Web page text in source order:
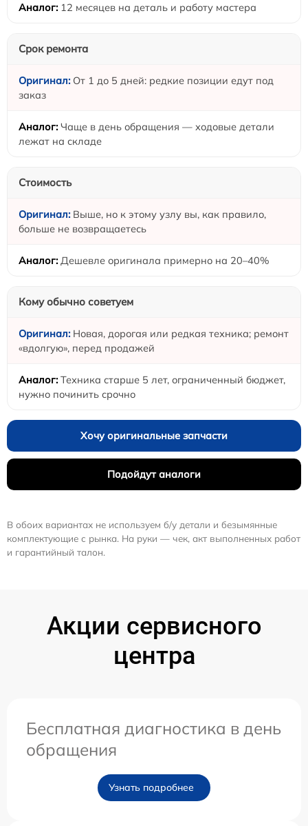
12 месяцев на деталь и работу мастера
Срок ремонта
От 1 до 5 дней: редкие позиции едут под
заказ
Чаще в день обращения — ходовые детали
лежат на складе
Стоимость
Выше, но к этому узлу вы, как правило,
больше не возвращаетесь
Дешевле оригинала примерно на 20–40%
Кому обычно советуем
Новая, дорогая или редкая техника; ремонт
«вдолгую», перед продажей
Техника старше 5 лет, ограниченный бюджет,
нужно починить срочно
Хочу оригинальные запчасти
Подойдут аналоги
В обоих вариантах не используем б/у детали и безымянные
комплектующие с рынка. На руки — чек, акт выполненных работ
и гарантийный талон.
Акции сервисного
центра
Бесплатная диагностика в день
обращения
Узнать подробнее